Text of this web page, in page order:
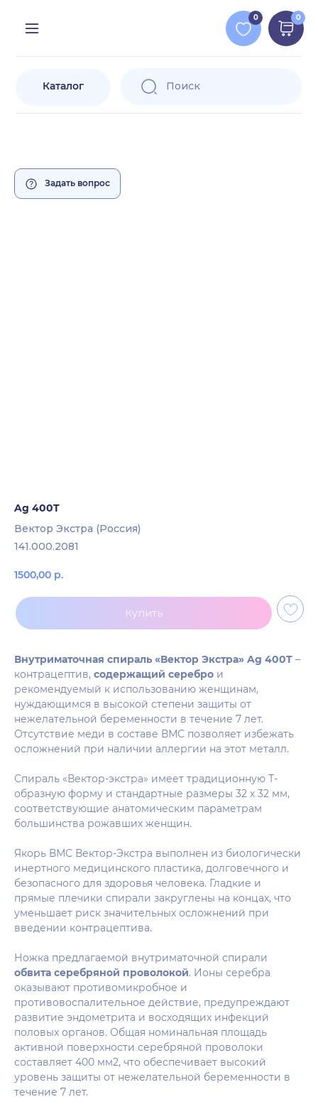
0
0
Каталог Поиск
Задать вопрос
Ag 400T
Вектор Экстра (Россия)
141.000.2081
1500,00 р.
Купить
Внутриматочная спираль «Вектор Экстра» Ag 400T –
контрацептив, содержащий серебро и
рекомендуемый к использованию женщинам,
нуждающимся в высокой степени защиты от
нежелательной беременности в течение 7 лет.
Отсутствие меди в составе ВМС позволяет избежать
осложнений при наличии аллергии на этот металл.
Спираль «Вектор-экстра» имеет традиционную Т-
образную форму и стандартные размеры 32 х 32 мм,
соответствующие анатомическим параметрам
большинства рожавших женщин.
Якорь ВМС Вектор-Экстра выполнен из биологически
инертного медицинского пластика, долговечного и
безопасного для здоровья человека. Гладкие и
прямые плечики спирали закруглены на концах, что
уменьшает риск значительных осложнений при
введении контрацептива.
Ножка предлагаемой внутриматочной спирали
обвита серебряной проволокой. Ионы серебра
оказывают противомикробное и
противовоспалительное действие, предупреждают
развитие эндометрита и восходящих инфекций
половых органов. Общая номинальная площадь
активной поверхности серебряной проволоки
составляет 400 мм2, что обеспечивает высокий
уровень защиты от нежелательной беременности в
течение 7 лет.